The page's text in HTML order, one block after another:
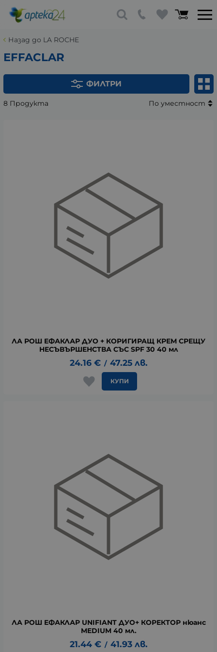
Назад до LA ROCHE
EFFACLAR
ФИЛТРИ
8 Продукта По уместност
ЛА РОШ ЕФАКЛАР ДУО + КОРИГИРАЩ КРЕМ СРЕЩУ
НЕСЪВЪРШЕНСТВА СЪС SPF 30 40 мл
24.16 € / 47.25 лв.
КУПИ
ЛА РОШ ЕФАКЛАР UNIFIANT ДУО+ КОРЕКТОР нюанс
MEDIUM 40 мл.
21.44 € / 41.93 лв.